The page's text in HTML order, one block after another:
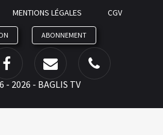
MENTIONS LÉGALES CGV
ABONNEMENT
- 2026 - BAGLIS TV